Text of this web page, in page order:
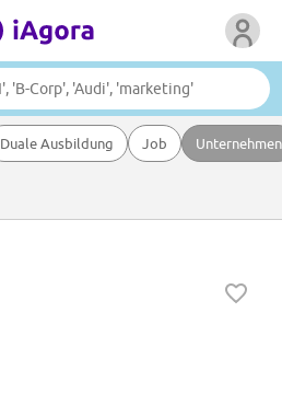
Duale Ausbildung Job Unternehmen